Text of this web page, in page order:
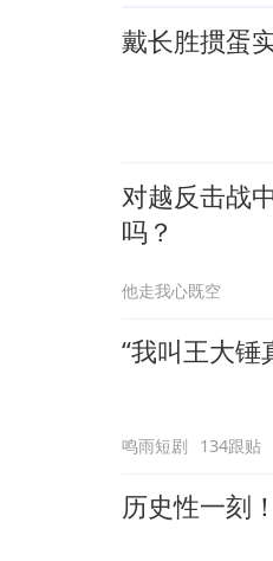
戴长胜掼蛋
对越反击战
吗？
他走我心既空
“我叫王大锤
鸣雨短剧 134跟贴
历史性一刻！